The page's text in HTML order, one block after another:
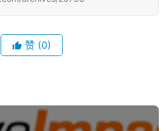
赞 (0)